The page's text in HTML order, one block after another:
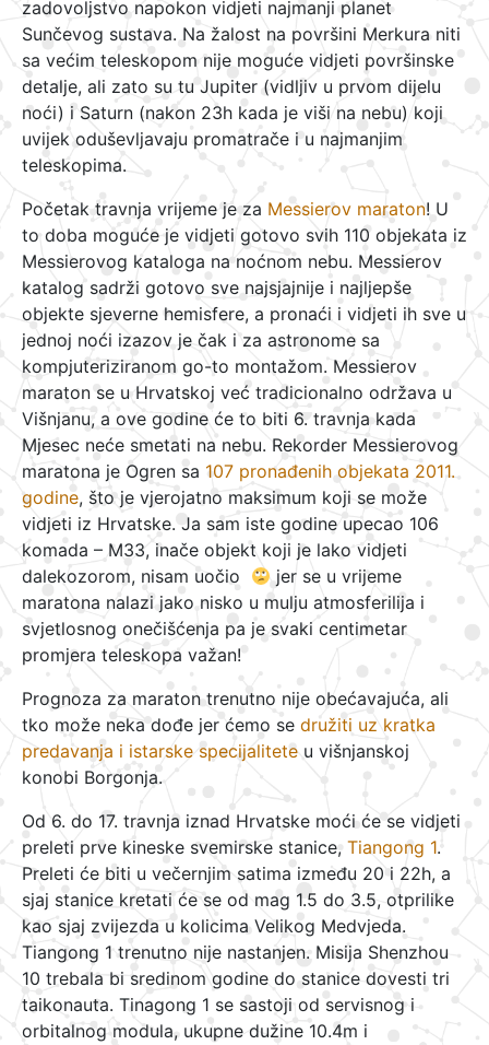
zadovoljstvo napokon vidjeti najmanji planet
Sunčevog sustava. Na žalost na površini Merkura niti
sa većim teleskopom nije moguće vidjeti površinske
detalje, ali zato su tu Jupiter (vidljiv u prvom dijelu
noći) i Saturn (nakon 23h kada je viši na nebu) koji
uvijek oduševljavaju promatrače i u najmanjim
teleskopima.
Početak travnja vrijeme je za Messierov maraton! U
to doba moguće je vidjeti gotovo svih 110 objekata iz
Messierovog kataloga na noćnom nebu. Messierov
katalog sadrži gotovo sve najsjajnije i najljepše
objekte sjeverne hemisfere, a pronaći i vidjeti ih sve u
jednoj noći izazov je čak i za astronome sa
kompjuteriziranom go-to montažom. Messierov
maraton se u Hrvatskoj već tradicionalno održava u
Višnjanu, a ove godine će to biti 6. travnja kada
Mjesec neće smetati na nebu. Rekorder Messierovog
maratona je Ogren sa 107 pronađenih objekata 2011.
godine, što je vjerojatno maksimum koji se može
vidjeti iz Hrvatske. Ja sam iste godine upecao 106
komada – M33, inače objekt koji je lako vidjeti
dalekozorom, nisam uočio
jer se u vrijeme
maratona nalazi jako nisko u mulju atmosferilija i
svjetlosnog onečišćenja pa je svaki centimetar
promjera teleskopa važan!
Prognoza za maraton trenutno nije obećavajuća, ali
tko može neka dođe jer ćemo se družiti uz kratka
predavanja i istarske specijalitete u višnjanskoj
konobi Borgonja.
Od 6. do 17. travnja iznad Hrvatske moći će se vidjeti
preleti prve kineske svemirske stanice, Tiangong 1.
Preleti će biti u večernjim satima između 20 i 22h, a
sjaj stanice kretati će se od mag 1.5 do 3.5, otprilike
kao sjaj zvijezda u kolicima Velikog Medvjeda.
Tiangong 1 trenutno nije nastanjen. Misija Shenzhou
10 trebala bi sredinom godine do stanice dovesti tri
taikonauta. Tinagong 1 se sastoji od servisnog i
orbitalnog modula, ukupne dužine 10.4m i